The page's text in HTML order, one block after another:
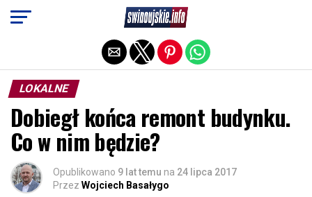
LOKALNE
Dobiegł końca remont budynku.
Co w nim będzie?
Opublikowano 9 lat temu na 24 lipca 2017
Przez Wojciech Basałygo
Exit mobile version